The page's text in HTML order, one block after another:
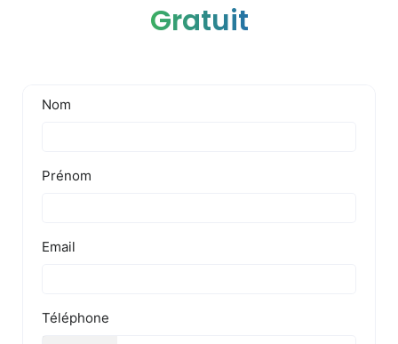
Gratuit